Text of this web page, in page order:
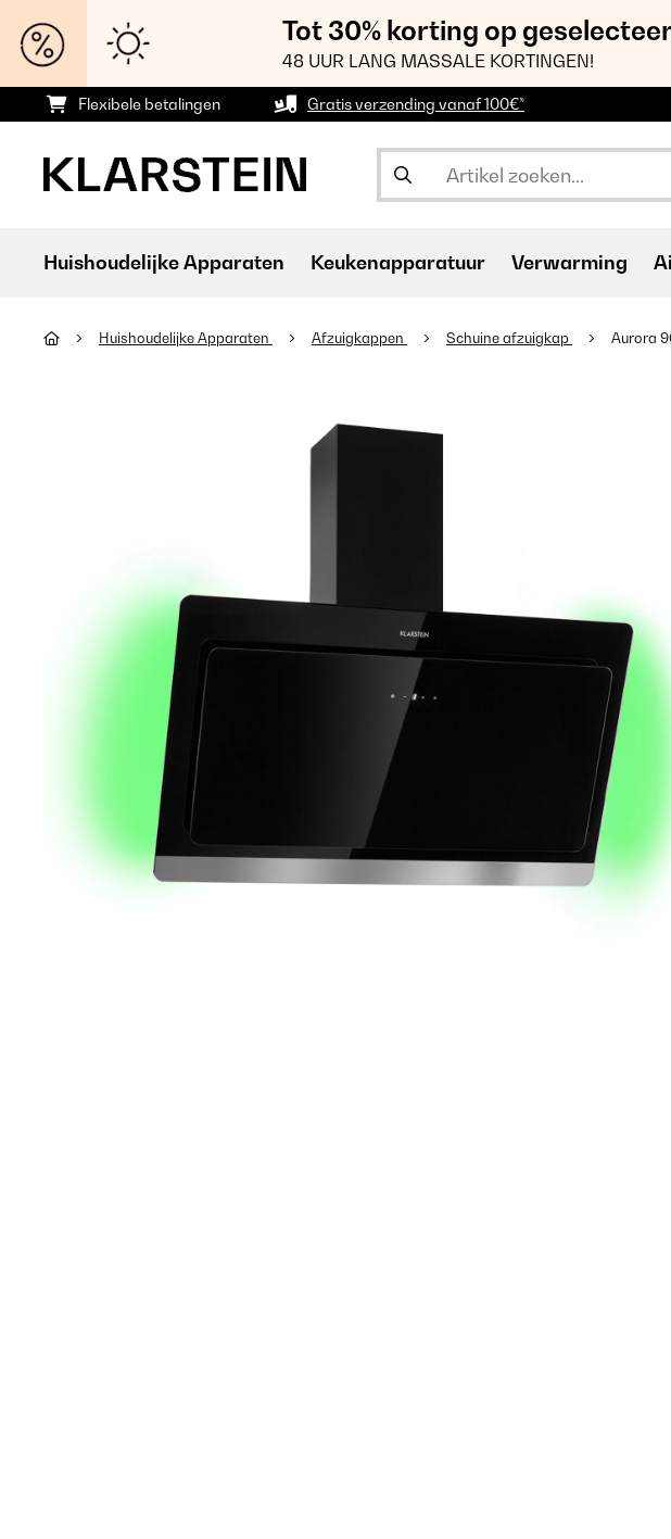
Tot 30% korting op
48 UUR LANG MASSALE KORTINGEN!
Flexibele betalingen Gratis verzending vanaf 100€*
Huishoudelijke Apparaten Keukenapparatuur Verwarming
Huishoudelijke Apparaten Afzuigkappen Schuine afzuigkap Aurora